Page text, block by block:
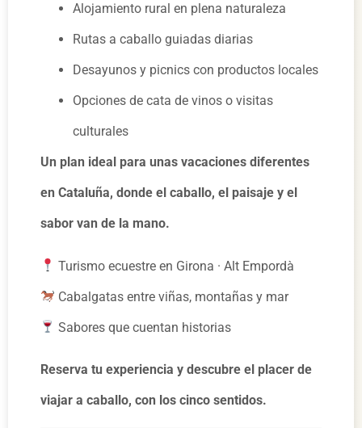
Alojamiento rural en plena naturaleza
Rutas a caballo guiadas diarias
Desayunos y picnics con productos locales
Opciones de cata de vinos o visitas
culturales
Un plan ideal para unas vacaciones diferentes
en Cataluña, donde el caballo, el paisaje y el
sabor van de la mano.
Turismo ecuestre en Girona · Alt Empordà
Cabalgatas entre viñas, montañas y mar
Sabores que cuentan historias
Reserva tu experiencia y descubre el placer de
viajar a caballo, con los cinco sentidos.